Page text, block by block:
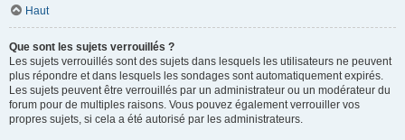
Haut
Que sont les sujets verrouillés ?
Les sujets verrouillés sont des sujets dans lesquels les utilisateurs ne peuvent
plus répondre et dans lesquels les sondages sont automatiquement expirés.
Les sujets peuvent être verrouillés par un administrateur ou un modérateur du
forum pour de multiples raisons. Vous pouvez également verrouiller vos
propres sujets, si cela a été autorisé par les administrateurs.